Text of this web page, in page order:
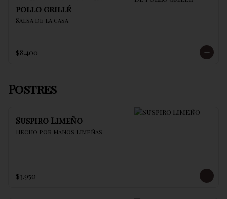
pollo grillé
Salsa de la casa
$8.400
Postres
Suspiro Limeño
Hecho por manos limeñas
$3.950